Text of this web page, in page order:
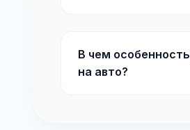
В чем
на авто?